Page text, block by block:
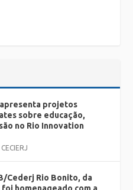
projetos
sobre educação,
no Rio Innovation
Cederj Rio Bonito, da